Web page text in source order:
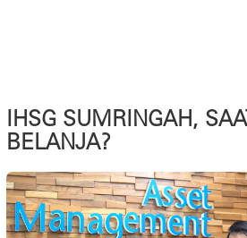
IHSG SUMRINGAH,
BELANJA?